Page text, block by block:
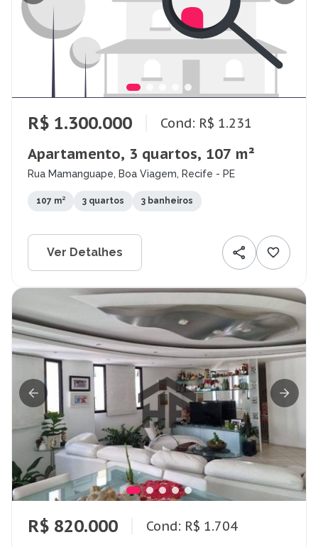
R$ 1.300.000 Cond: R$ 1.231
Apartamento, 3 quartos, 107 m²
Rua Mamanguape, Boa Viagem, Recife - PE
107 m² 3 quartos 3 banheiros
Ver Detalhes
R$ 820.000 Cond: R$ 1.704